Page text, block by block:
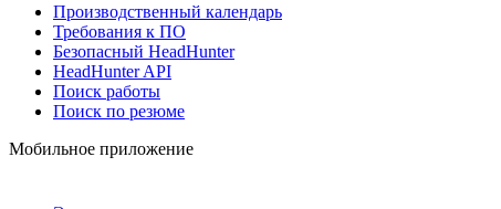
Производственный календарь
Требования к ПО
Безопасный HeadHunter
HeadHunter API
Поиск работы
Поиск по резюме
Мобильное приложение